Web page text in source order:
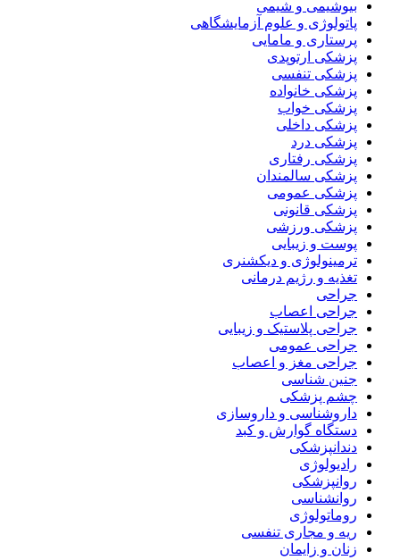
بیوشیمی و شیمی
پاتولوژی و علوم آزمایشگاهی
پرستاری و مامایی
پزشکی ارتوپدی
پزشکی تنفسی
پزشکی خانواده
پزشکی خواب
پزشکی داخلی
پزشکی درد
پزشکی رفتاری
پزشکی سالمندان
پزشکی عمومی
پزشکی قانونی
پزشکی ورزشی
پوست و زیبایی
ترمینولوژی و دیکشنری
تغذیه و رژیم درمانی
جراحی
جراحی اعصاب
جراحی پلاستیک و زیبایی
جراحی عمومی
جراحی مغز و اعصاب
جنین شناسی
چشم پزشکی
داروشناسی و داروسازی
دستگاه گوارش و کبد
دندانپزشکی
رادیولوژی
روانپزشکی
روانشناسی
روماتولوژی
ریه و مجاری تنفسی
زنان و زایمان